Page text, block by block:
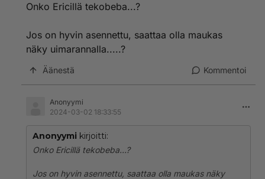
Onko Ericillä tekobeba...?
Jos on hyvin asennettu, saattaa olla maukas
näky uimarannalla.....?
Äänestä Kommentoi
Anonyymi
2024-03-02 18:33:55
Anonyymi kirjoitti:
Onko Ericillä tekobeba...?
Jos on hyvin asennettu, saattaa olla maukas näky